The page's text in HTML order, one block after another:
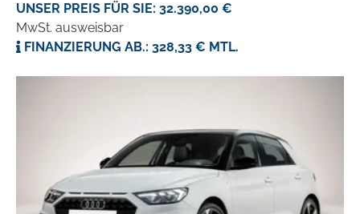
UNSER PREIS FÜR SIE: 32.390,00 €
MwSt. ausweisbar
FINANZIERUNG AB.: 328,33 € MTL.